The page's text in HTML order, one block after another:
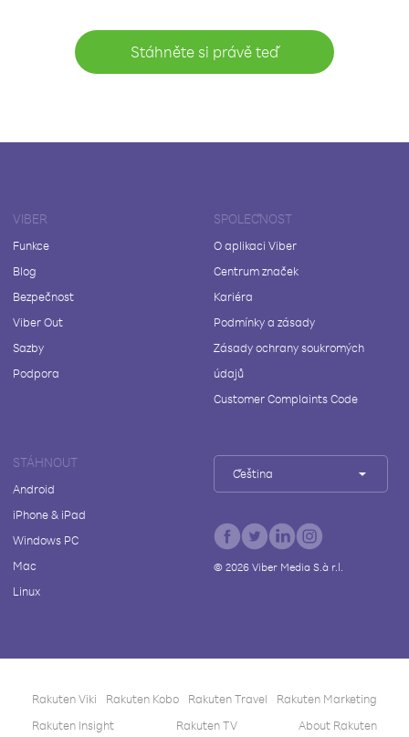
Stáhněte si právě teď
VIBER
Funkce
Blog
Bezpečnost
Viber Out
Sazby
Podpora
SPOLEČNOST
O aplikaci Viber
Centrum značek
Kariéra
Podmínky a zásady
Zásady ochrany soukromých
údajů
Customer Complaints Code
STÁHNOUT
Android
iPhone & iPad
Windows PC
Mac
Linux
Čeština
© 2026Viber Media S.à r.l.
Rakuten Viki Rakuten Kobo Rakuten Travel
Rakuten Marketing
Rakuten Insight
Rakuten TV About Rakuten